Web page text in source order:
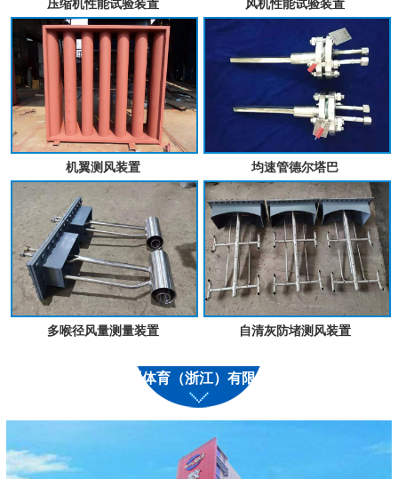
压缩机性能试验装置 风机性能试验装置
机翼测风装置 均速管德尔塔巴
多喉径风量测量装置 自清灰防堵测风装置
九州体育（浙江）有限公司